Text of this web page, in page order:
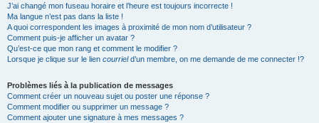
J’ai changé mon fuseau horaire et l’heure est toujours incorrecte !
Ma langue n’est pas dans la liste !
A quoi correspondent les images à proximité de mon nom d’utilisateur ?
Comment puis-je afficher un avatar ?
Qu’est-ce que mon rang et comment le modifier ?
Lorsque je clique sur le lien courrield’un membre, on me demande de me connecter !?
Problèmes liés à la publication de messages
Comment créer un nouveau sujet ou poster une réponse ?
Comment modifier ou supprimer un message ?
Comment ajouter une signature à mes messages ?